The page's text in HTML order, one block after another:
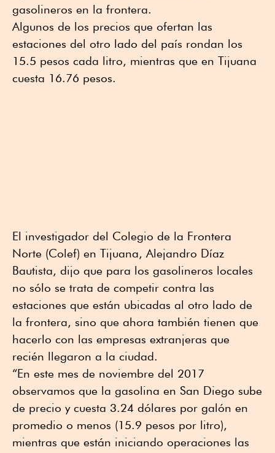
gasolineros en la frontera.
Algunos de los precios que ofertan las
estaciones del otro lado del país rondan los
15.5 pesos cada litro, mientras que en Tijuana
cuesta 16.76 pesos.
El investigador del Colegio de la Frontera
Norte (Colef) en Tijuana, Alejandro Díaz
Bautista, dijo que para los gasolineros locales
no sólo se trata de competir contra las
estaciones que están ubicadas al otro lado de
la frontera, sino que ahora también tienen que
hacerlo con las empresas extranjeras que
recién llegaron a la ciudad.
“En este mes de noviembre del 2017
observamos que la gasolina en San Diego sube
de precio y cuesta 3.24 dólares por galón en
promedio o menos (15.9 pesos por litro),
mientras que están iniciando operaciones las